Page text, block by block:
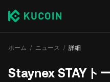
ホーム ニュース 詳細
Staynex STAYト